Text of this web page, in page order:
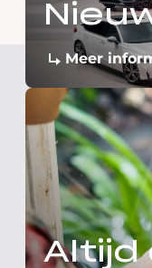
Meer
Altijd